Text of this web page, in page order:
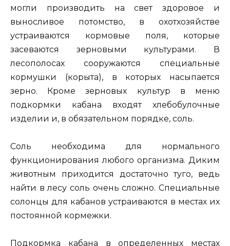
могли производить на свет здоровое и
выносливое потомство, в охотхозяйстве
устраиваются кормовые поля, которые
засеваются зерновыми культурами. В
лесополосах сооружаются специальные
кормушки (корыта), в которых насыпается
зерно. Кроме зерновых культур в меню
подкормки кабана входят хлебобулочные
изделии и, в обязательном порядке, соль.
Соль необходима для нормального
функционирования любого организма. Диким
животным приходится достаточно туго, ведь
найти в лесу соль очень сложно. Специальные
солонцы для кабанов устраиваются в местах их
постоянной кормежки.
Подкормка кабана в определенных местах